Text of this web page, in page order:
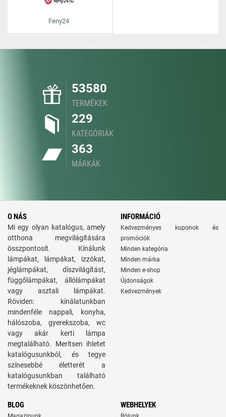
Feny24
53580
TERMÉKEK
229
KATEGÓRIÁK
363
MÁRKÁK
O NÁS
Mi egy olyan katalógus, amely
otthona megvilágítására
összpontosít. Kínálunk
lámpákat, lámpákat, izzókat,
jéglámpákat, díszvilágítást,
függőlámpákat, állólámpákat
vagy asztali lámpákat.
Röviden: kínálatunkban
mindenféle nappali, konyha,
hálószoba, gyerekszoba, wc
vagy akár kerti lámpa
megtalálható. Merítsen ihletet
katalógusunkból, és tegye
színesebbé életterét a
katalógusunkban található
termékeknek köszönhetően.
INFORMÁCIÓ
Kedvezményes kuponok és
promóciók
Minden kategória
Minden márka
Minden e-shop
Újdonságok
Kedvezmények
BLOG WEBHELYEK